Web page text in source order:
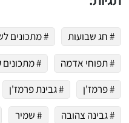
# חג שבועות # מתכונים
# תפוחי אדמה
# מתכונים
# פרמז'ן
# גבינת פרמז'ן
# גבינה צהובה
# שמיר